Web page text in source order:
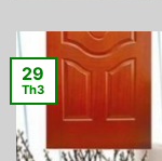
29
Th3